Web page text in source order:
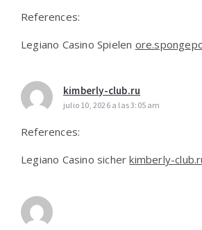
References:
Legiano Casino Spielen
kimberly-club.ru
julio 10, 2026 a las 3:05 am
References:
Legiano Casino sicherkimberly-